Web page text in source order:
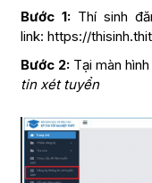
Bước 1: Thí sinh
link: https://
Bước 2: Tại màn
tin xét tuyển